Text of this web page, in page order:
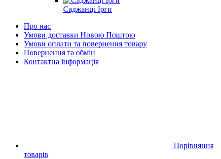
Саджанці Ірги
Про нас
Умови доставки Новою Поштою
Умови оплати та повернення товару
Повернення та обмін
Контактна інформація
Порівняння
товарів